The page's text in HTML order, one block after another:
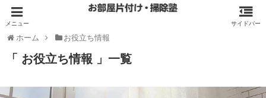
ホーム お役立ち情報
「 お役立ち情報 」一覧